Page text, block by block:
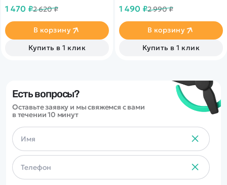
дистанционного
виде руля с различными
кнопками.
1 470 ₽2 620 ₽
В корзину
Купить в 1 клик
HJ825 от компании HJ с
подсветкой и возможностью
игры до 30 минут. Катер
предназначен для
использования на озерах,
1 490 ₽2 990 ₽
В корзину
Купить в 1 клик
Есть вопросы?
Оставьте заявку и мы свяжемся с вами
в течении 10 минут